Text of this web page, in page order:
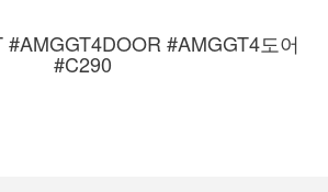
#AMGGT4도어
#C290